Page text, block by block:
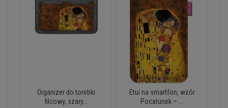
Organizer do torebki
filcowy, szary...
Etui na smartfon, wzór
Pocałunek – ...